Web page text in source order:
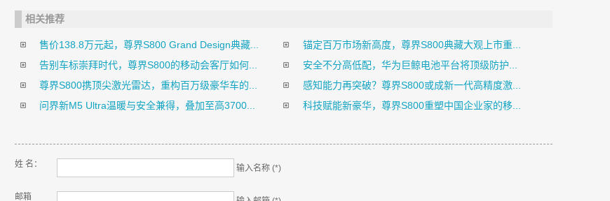
相关推荐
售价138.8万元起，尊界S800 Grand Design典藏...
锚定百万市场新高度，尊界S800典藏大观上市重...
告别车标崇拜时代，尊界S800的移动会客厅如何...
安全不分高低配，华为巨鲸电池平台将顶级防护...
尊界S800携顶尖激光雷达，重构百万级豪华车的...
感知能力再突破？尊界S800或成新一代高精度激...
问界新M5 Ultra温暖与安全兼得，叠加至高3700...
科技赋能新豪华，尊界S800重塑中国企业家的移...
姓 名： 输入名称 (*)
邮箱